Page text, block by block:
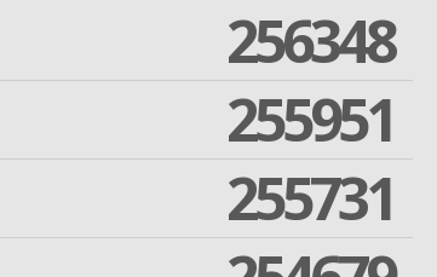
256348
255951
255731